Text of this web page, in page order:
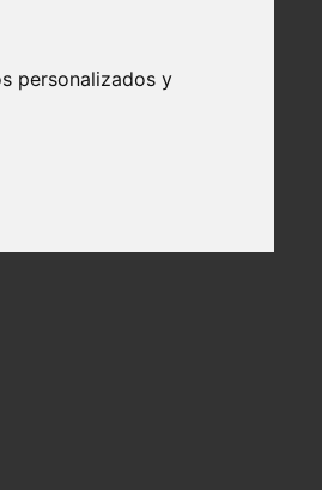
personalizados y